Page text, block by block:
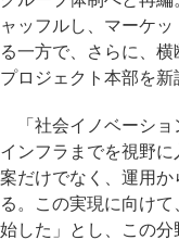
ャッフルし、マーケ
る一方で、さらに、
プロジェクト本部を新
「社会イノベーショ
インフラまでを視野
案だけでなく、運用
る。この実現に向け
始した」とし、この